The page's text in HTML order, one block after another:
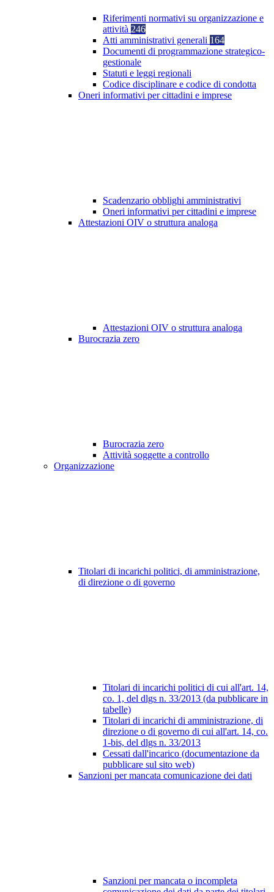
Riferimenti normativi su organizzazione e
attività 246
Atti amministrativi generali 164
Documenti di programmazione strategico-
gestionale
Statuti e leggi regionali
Codice disciplinare e codice di condotta
Oneri informativi per cittadini e imprese
Scadenzario obblighi amministrativi
Oneri informativi per cittadini e imprese
Attestazioni OIV o struttura analoga
Attestazioni OIV o struttura analoga
Burocrazia zero
Burocrazia zero
Attività soggette a controllo
Organizzazione
Titolari di incarichi politici, di amministrazione,
di direzione o di governo
Titolari di incarichi politici di cui all'art. 14,
co. 1, del dlgs n. 33/2013 (da pubblicare in
tabelle)
Titolari di incarichi di amministrazione, di
direzione o di governo di cui all'art. 14, co.
1-bis, del dlgs n. 33/2013
Cessati dall'incarico (documentazione da
pubblicare sul sito web)
Sanzioni per mancata comunicazione dei dati
Sanzioni per mancata o incompleta